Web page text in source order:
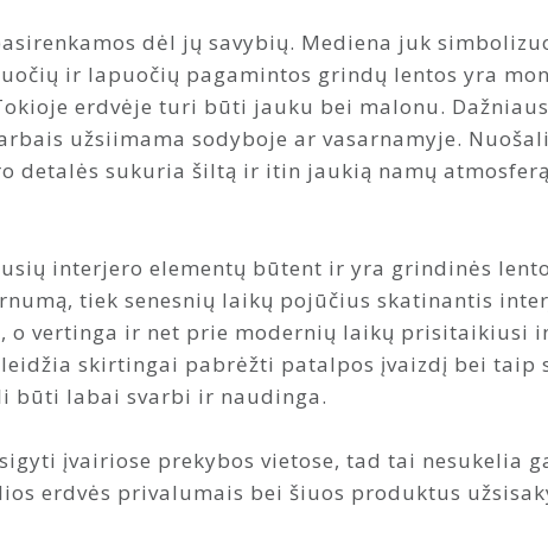
dėl jų savybių. Mediena juk
ir lapuočių pagamintos grindų lentos yra
erdvėje turi būti jauku bei malonu.
užsiimama sodyboje ar vasarnamyje.
detalės sukuria šiltą ir itin jaukią namų
interjero elementų būtent ir yra grindinės
tiek senesnių laikų pojūčius skatinantis
o vertinga ir net prie modernių laikų prisitaikiusi
skirtingai pabrėžti patalpos įvaizdį bei taip
būti labai svarbi ir naudinga.
įvairiose prekybos vietose, tad tai nesukelia
erdvės privalumais bei šiuos produktus